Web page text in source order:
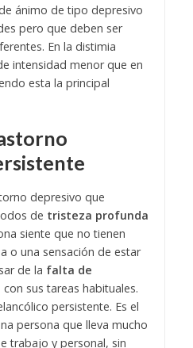
ánimo de tipo depresivo
pero que deben ser
En la distimia
intensidad menor que en
esta la principal
depresivo que
de tristeza profunda
siente que no tienen
o una sensación de estar
de la falta de
con sus tareas habituales.
persistente. Es el
persona que lleva mucho
trabajo y personal, sin